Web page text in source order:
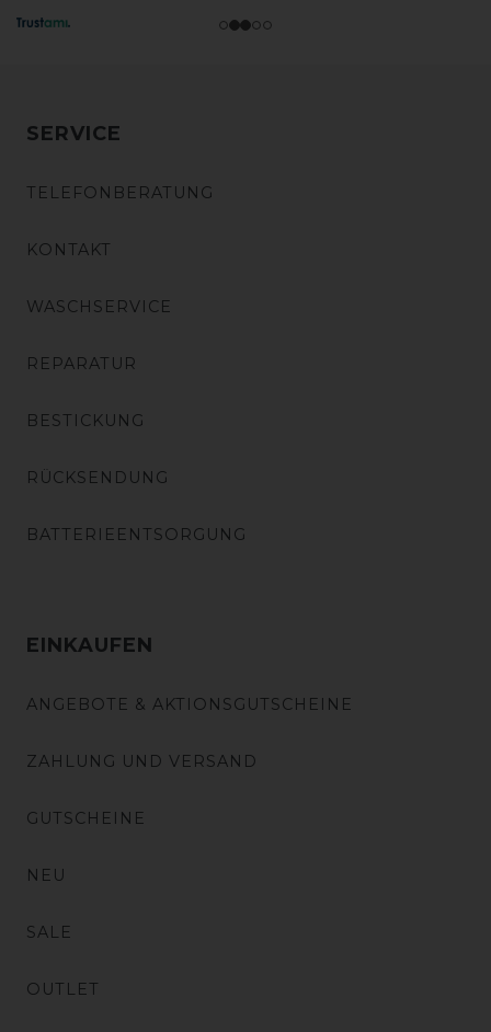
SERVICE
TELEFONBERATUNG
KONTAKT
WASCHSERVICE
REPARATUR
BESTICKUNG
RÜCKSENDUNG
BATTERIEENTSORGUNG
EINKAUFEN
ANGEBOTE & AKTIONSGUTSCHEINE
ZAHLUNG UND VERSAND
GUTSCHEINE
NEU
SALE
OUTLET